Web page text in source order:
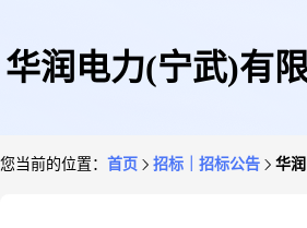
华润电力(宁武)有
您当前的位置： 首页 招标｜招标公告 华